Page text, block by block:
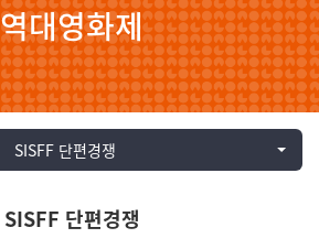
역대영화제
SISFF 단편경쟁
SISFF 단편경쟁